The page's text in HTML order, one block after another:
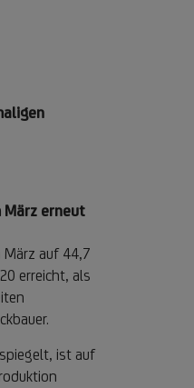
März erneut
März auf 44,7
erreicht, als
ist auf